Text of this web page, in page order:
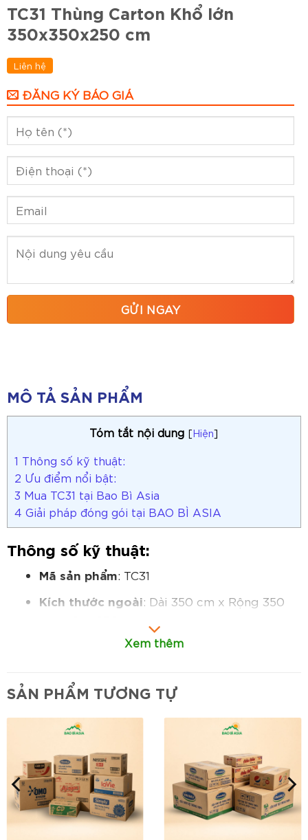
TC31 Thùng Carton Khổ lớn
350x350x250 cm
Liên hệ
ĐĂNG KÝ BÁO GIÁ
MÔ TẢ SẢN PHẨM
Tóm tắt nội dung [Hiện]
1 Thông số kỹ thuật:
2 Ưu điểm nổi bật:
3 Mua TC31 tại Bao Bì Asia
4 Giải pháp đóng gói tại BAO BÌ ASIA
Thông số kỹ thuật:
Mã sản phẩm: TC31
Kích thước ngoài: Dài 350 cm x Rộng 350
: 7 lớp giấy carton (sóng CA/AAA)
Chất liệu giấy: Giấy kraft vàng hoặc nâu
Tải trọng khuyến nghị
: Trên 800 kg (tùy kết
cấu sản phẩm)
In ấn: Flexo hoặc Offset – in logo, mã hàng,
chỉ dẫn vận chuyển
Ứng dụng: Đóng gói hàng siêu trường, siêu
Xem thêm
SẢN PHẨM TƯƠNG TỰ